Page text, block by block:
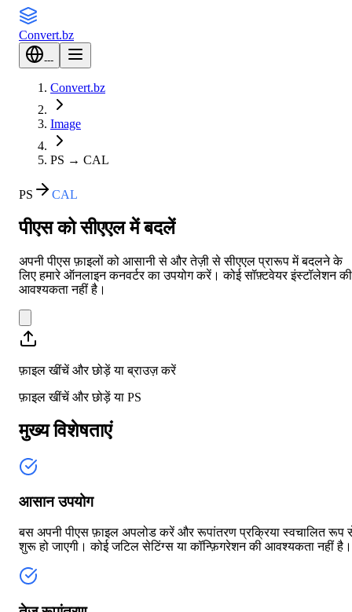
Convert.bz
---
Convert.bz
Image
PS → CAL
PS CAL
पीएस को सीएएल में बदलें
अपनी पीएस फ़ाइलों को आसानी से और तेज़ी से सीएएल प्रारूप में बदलने के
लिए हमारे ऑनलाइन कनवर्टर का उपयोग करें। कोई सॉफ़्टवेयर इंस्टॉलेशन की
आवश्यकता नहीं है।
फ़ाइल खींचें और छोड़ें या ब्राउज़ करें
फ़ाइल खींचें और छोड़ें या PS
मुख्य विशेषताएं
आसान उपयोग
बस अपनी पीएस फ़ाइल अपलोड करें और रूपांतरण प्रक्रिया स्वचालित रूप
शुरू हो जाएगी। कोई जटिल सेटिंग्स या कॉन्फ़िगरेशन की आवश्यकता नहीं है।